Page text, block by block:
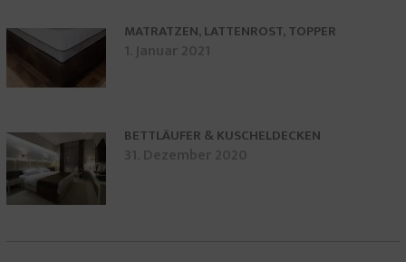
MATRATZEN, LATTENROST, TOPPER
BETTLÄUFER & KUSCHELDECKEN